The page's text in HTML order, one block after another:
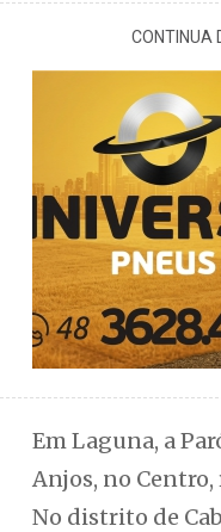
CONTINUA
Em Laguna, a
Anjos, no Centro,
No distrito de